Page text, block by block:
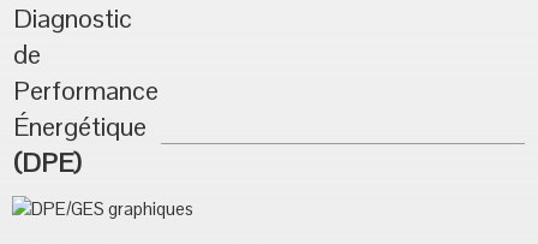
Diagnostic
de
Performance
Énergétique
(DPE)